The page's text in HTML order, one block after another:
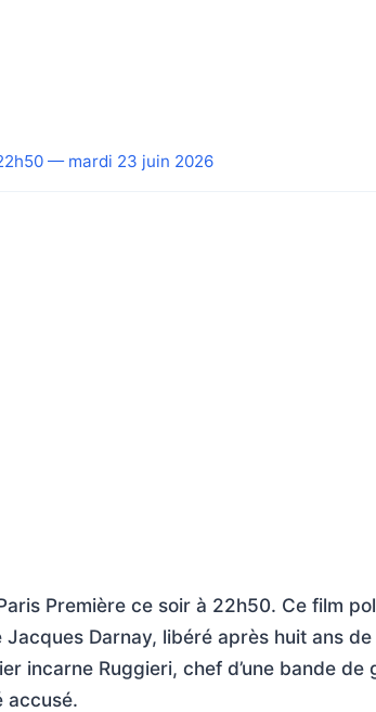
— mardi 23 juin 2026
Première ce soir à 22h50. Ce film
Jacques Darnay, libéré après huit ans
incarne Ruggieri, chef d’une bande de
accusé.